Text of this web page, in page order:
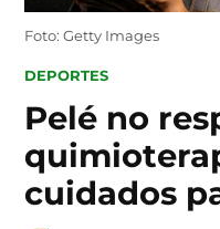
Foto: Getty Images
POSTED
DEPORTES
Pelé no
cuidados